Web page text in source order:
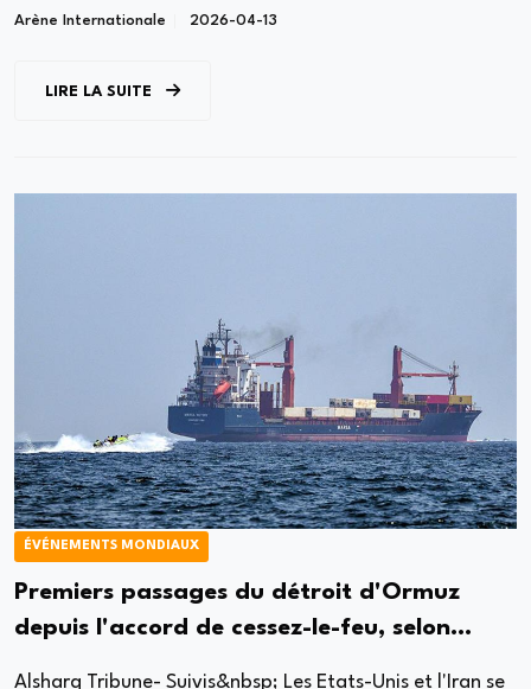
Arène Internationale 2026-04-13
LIRE LA SUITE
ÉVÉNEMENTS MONDIAUX
Premiers passages du détroit d'Ormuz
depuis l'accord de cessez-le-feu, selon
Alsharq Tribune- Suivis&nbsp; Les Etats-Unis et l'Iran se